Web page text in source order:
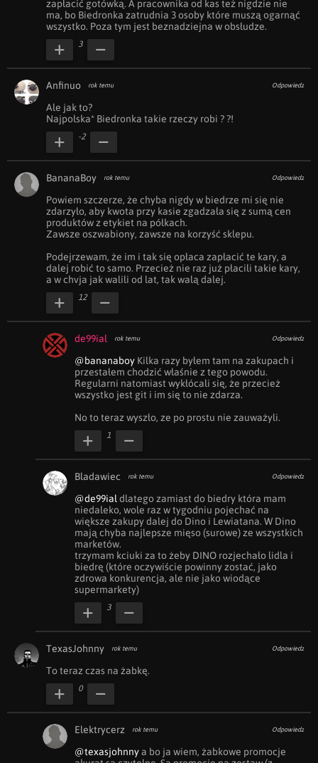
zapłacić gotówką. A pracownika od kas też nigdzie nie
ma, bo Biedronka zatrudnia 3 osoby które muszą ogarnąć
wszystko. Poza tym jest beznadziejna w obsłudze.
3
Anfinuo rok temu Odpowiedz
Ale jak to?
Najpolska* Biedronka takie rzeczy robi ? ?!
-2
BananaBoy rok temu Odpowiedz
Powiem szczerze, że chyba nigdy w biedrze mi się nie
zdarzyło, aby kwota przy kasie zgadzała się z sumą cen
produktów z etykiet na półkach.
Zawsze oszwabiony, zawsze na korzyść sklepu.
Podejrzewam, że im i tak się opłaca zapłacić te kary, a
dalej robić to samo. Przecież nie raz już płacili takie kary,
a w chvja jak walili od lat, tak walą dalej.
12
de99ial rok temu Odpowiedz
@bananaboy Kilka razy byłem tam na zakupach i
przestałem chodzić właśnie z tego powodu.
Regularni natomiast wykłócali się, że przecież
wszystko jest git i im się to nie zdarza.
No to teraz wyszło, ze po prostu nie zauważyli.
1
Bladawiec rok temu Odpowiedz
@de99ial dlatego zamiast do biedry która mam
niedaleko, wole raz w tygodniu pojechać na
większe zakupy dalej do Dino i Lewiatana. W Dino
mają chyba najlepsze mięso (surowe) ze wszystkich
marketów.
trzymam kciuki za to żeby DINO rozjechało lidla i
biedrę (które oczywiście powinny zostać, jako
zdrowa konkurencja, ale nie jako wiodące
supermarkety)
3
TexasJohnny rok temu Odpowiedz
To teraz czas na żabkę.
0
Elektrycerz rok temu Odpowiedz
@texasjohnny a bo ja wiem, żabkowe promocje